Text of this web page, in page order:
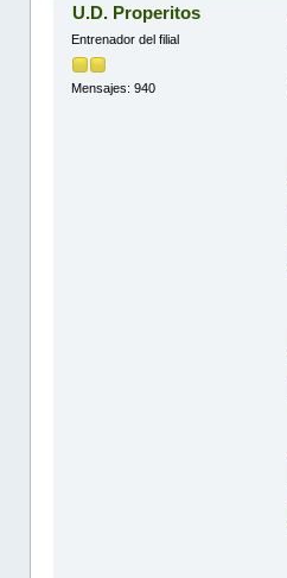
U.D. Properitos
Entrenador del filial
Mensajes: 940